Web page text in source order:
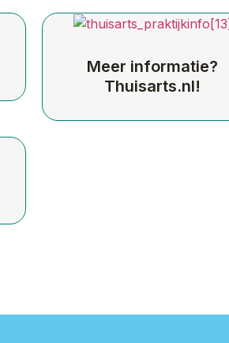
Meer informatie?
Thuisarts.nl!